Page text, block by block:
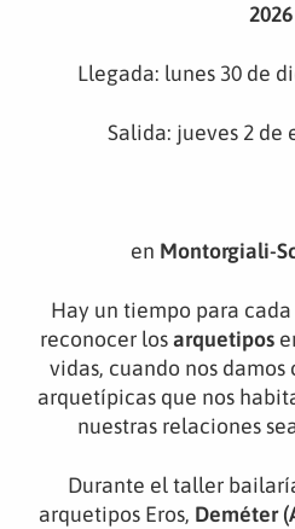
2026
Llegada: lunes 30 de
Salida: jueves 2 de
en Montorgiali-
Hay un tiempo para
reconocer losarquetipos
vidas, cuando nos
arquetípicas que nos
nuestras relaciones
Durante el taller
arquetipos Eros, Deméter